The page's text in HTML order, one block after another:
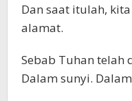
Dan saat itulah,
alamat.
Sebab Tuhan telah
Dalam sunyi.